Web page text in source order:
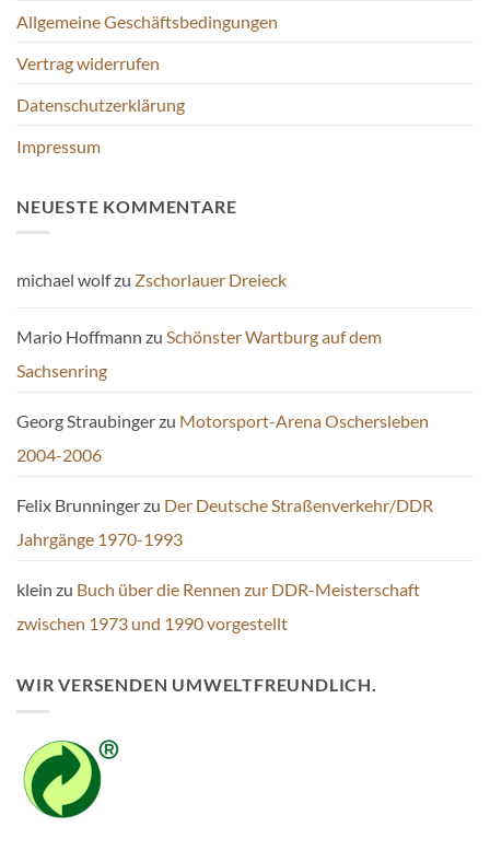
Allgemeine Geschäftsbedingungen
Vertrag widerrufen
Datenschutzerklärung
Impressum
NEUESTE KOMMENTARE
michael wolfzu Zschorlauer Dreieck
Mario Hoffmann zu Schönster Wartburg auf dem
Sachsenring
Georg Straubingerzu Motorsport-Arena Oschersleben
2004-2006
Felix Brunningerzu Der Deutsche Straßenverkehr/DDR
Jahrgänge 1970-1993
klein zu Buch über die Rennen zur DDR-Meisterschaft
zwischen 1973 und 1990 vorgestellt
WIR VERSENDEN UMWELTFREUNDLICH.